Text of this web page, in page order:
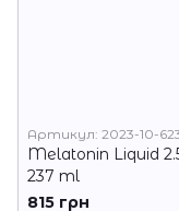
Артикул: 2023-10-
Melatonin Liquid
237 ml
815 грн